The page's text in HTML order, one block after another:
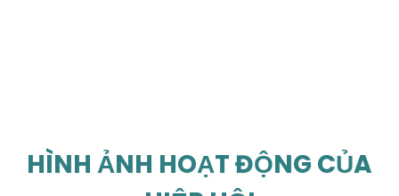
HÌNH ẢNH HOẠT ĐỘNG CỦA